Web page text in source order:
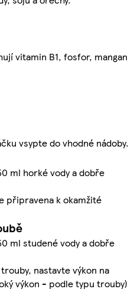
vitamin B1, fosfor, mangan
vsypte do vhodné nádoby.
ml horké vody a dobře
připravena k okamžité
ml studené vody a dobře
nastavte výkon na
výkon - podle typu trouby)